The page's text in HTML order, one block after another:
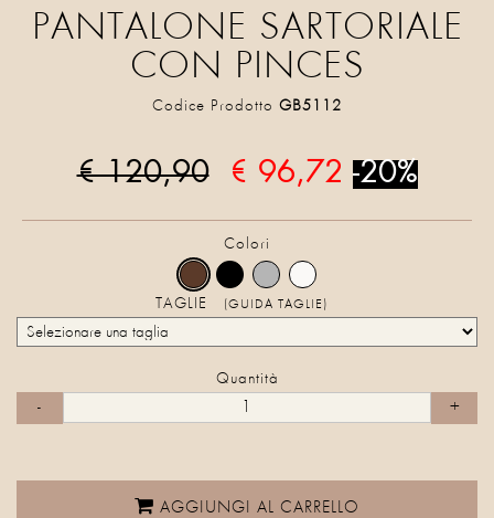
PANTALONE SARTORIALE
CON PINCES
Codice Prodotto GB5112
€ 120,90 € 96,72 -20%
Colori
TAGLIE (GUIDA TAGLIE)
Quantità
AGGIUNGI AL CARRELLO